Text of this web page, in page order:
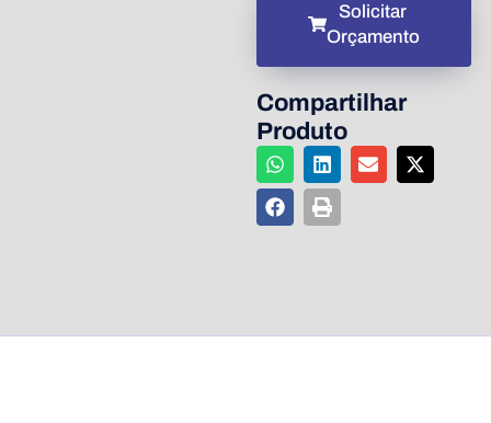
Solicitar
Orçamento
Compartilhar
Produto